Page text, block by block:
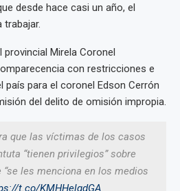
desde hace casi un año, el
Mirela Coronel
con restricciones e
país para el coronel Edson Cerrón
del delito de omisión impropia.
que las víctimas de los casos
“tienen privilegios” sobre
les menciona en los medios
t.co/KMHHelqdGA